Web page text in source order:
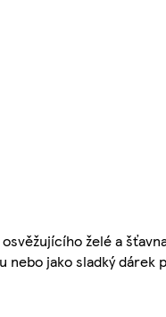
želé a
jako sladký dárek